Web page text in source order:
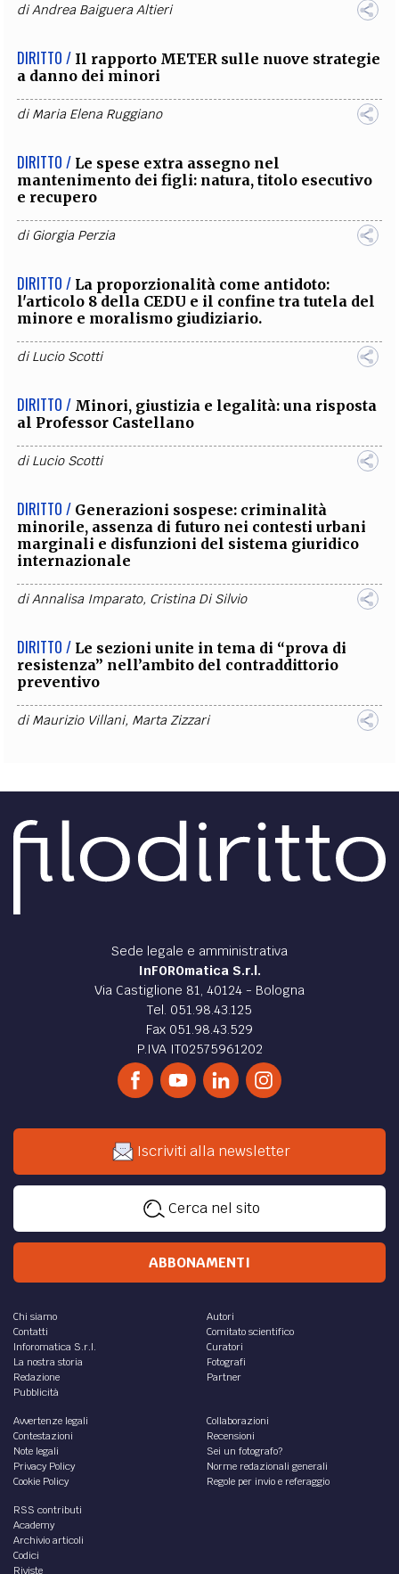
diAndrea Baiguera Altieri
DIRITTO / Il rapporto METER sulle nuove strategie
a danno dei minori
diMaria Elena Ruggiano
DIRITTO / Le spese extra assegno nel
mantenimento dei figli: natura, titolo esecutivo
e recupero
diGiorgia Perzia
DIRITTO / La proporzionalità come antidoto:
l'articolo 8 della CEDU e il confine tra tutela del
minore e moralismo giudiziario.
diLucio Scotti
DIRITTO / Minori, giustizia e legalità: una risposta
al Professor Castellano
diLucio Scotti
DIRITTO / Generazioni sospese: criminalità
minorile, assenza di futuro nei contesti urbani
marginali e disfunzioni del sistema giuridico
internazionale
diAnnalisa Imparato, Cristina Di Silvio
DIRITTO / Le sezioni unite in tema di “prova di
resistenza” nell’ambito del contraddittorio
preventivo
diMaurizio Villani, Marta Zizzari
Sede legale e amministrativa
InFOROmatica S.r.l.
Via Castiglione 81, 40124 - Bologna
Tel. 051.98.43.125
Fax 051.98.43.529
P.IVA IT02575961202
Iscriviti alla newsletter
Cerca nel sito
ABBONAMENTI
Chi siamo
Contatti
Inforomatica S.r.l.
La nostra storia
Redazione
Pubblicità
Autori
Comitato scientifico
Curatori
Fotografi
Partner
Avvertenze legali
Contestazioni
Note legali
Privacy Policy
Cookie Policy
Collaborazioni
Recensioni
Sei un fotografo?
Norme redazionali generali
Regole per invio e referaggio
RSS contributi
Academy
Archivio articoli
Codici
Riviste